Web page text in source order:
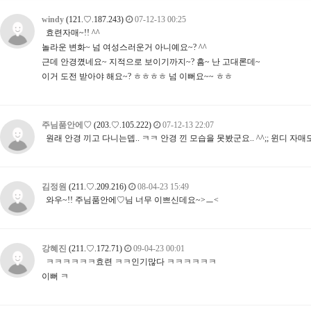
windy (121.♡.187.243)
07-12-13 00:25
효련자매~!! ^^
놀라운 변화~ 넘 여성스러운거 아니예요~? ^^
근데 안경꼈네요~ 지적으로 보이기까지~? 흠~ 난 고대론데~
이거 도전 받아야 해요~? ㅎㅎㅎㅎ 넘 이뻐요~~ ㅎㅎ
주님품안에♡ (203.♡.105.222)
07-12-13 22:07
원래 안경 끼고 다니는뎁.. ㅋㅋ 안경 낀 모습을 못봤군요.. ^^;; 윈디 자
김정원 (211.♡.209.216)
08-04-23 15:49
와우~!! 주님품안에♡님 너무 이쁘신데요~>ㅡ<
강혜진 (211.♡.172.71)
09-04-23 00:01
ㅋㅋㅋㅋㅋㅋ효련 ㅋㅋ인기많다 ㅋㅋㅋㅋㅋㅋ
이뻐 ㅋ